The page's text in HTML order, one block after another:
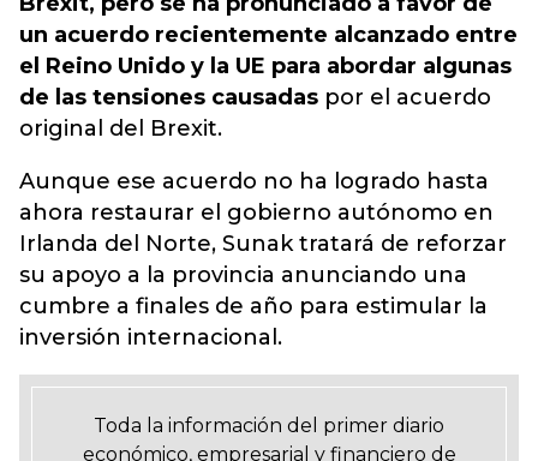
un acuerdo recientemente alcanzado entre
el Reino Unido y la UE para abordar algunas
de las tensiones causadas por el acuerdo
original del Brexit.
Aunque ese acuerdo no ha logrado hasta
ahora restaurar el gobierno autónomo en
Irlanda del Norte, Sunak tratará de reforzar
su apoyo a la provincia anunciando una
cumbre a finales de año para estimular la
inversión internacional.
Toda la información del primer diario
económico, empresarial y financiero de